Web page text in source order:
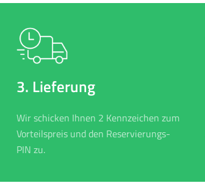
3. Lieferung
Wir schicken Ihnen 2 Kennzeichen zum
Vorteilspreis und den Reservierungs-
PIN zu.